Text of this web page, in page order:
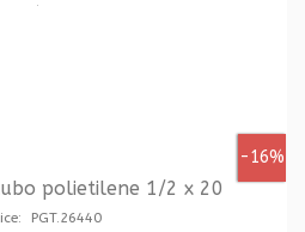
-16%
polietilene 1/2 x 20
PGT.26440